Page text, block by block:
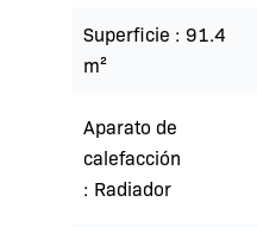
Superficie
91.4
m²
Aparato de
calefacción
Radiador